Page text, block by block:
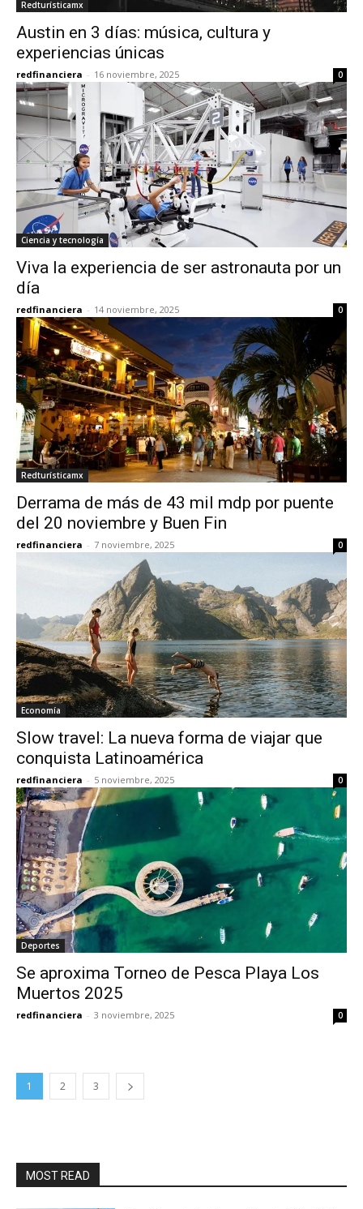
Redturísticamx
Austin en 3 días: música, cultura y
experiencias únicas
redfinanciera - 16 noviembre, 2025 0
Ciencia y tecnología
Viva la experiencia de ser astronauta por un
día
redfinanciera - 14 noviembre, 2025 0
Redturísticamx
Derrama de más de 43 mil mdp por puente
del 20 noviembre y Buen Fin
redfinanciera - 7 noviembre, 2025 0
Economía
Slow travel: La nueva forma de viajar que
conquista Latinoamérica
redfinanciera - 5 noviembre, 2025 0
Deportes
Se aproxima Torneo de Pesca Playa Los
Muertos 2025
redfinanciera - 3 noviembre, 2025 0
1 2 3
MOST READ